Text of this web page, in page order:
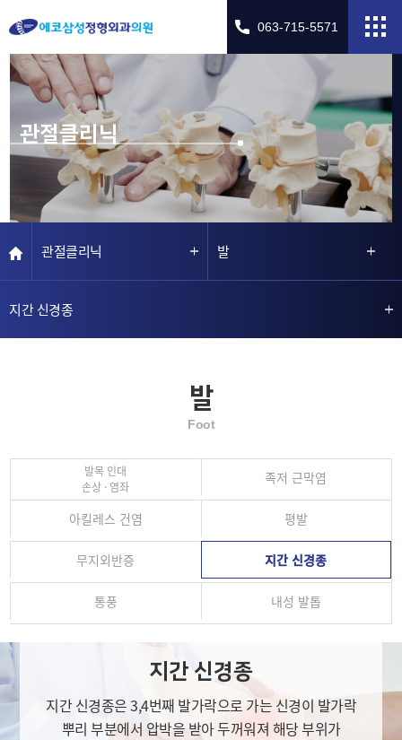
063-715-5571
관절클리닉
관절클리닉 발
지간 신경종
발
Foot
발목 인대
손상 · 염좌
족저 근막염
아킬레스 건염 평발
무지외반증 지간 신경종
통풍 내성 발톱
지간 신경종
지간 신경종은 3,4번째 발가락으로 가는 신경이 발가락
뿌리 부분에서 압박을 받아 두꺼워져 해당 부위가